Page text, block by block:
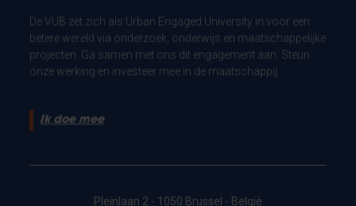
De VUB zet zich als Urban Engaged University in voor een
betere wereld via onderzoek, onderwijs en maatschappelijke
projecten. Ga samen met ons dit engagement aan. Steun
onze werking en investeer mee in de maatschappij.
Ik doe mee
Pleinlaan 2 - 1050 Brussel - België